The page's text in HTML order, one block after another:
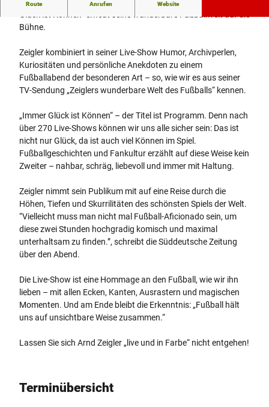
Route Anrufen Website
Bühne.
Zeigler kombiniert in seiner Live-Show Humor, Archivperlen,
Kuriositäten und persönliche Anekdoten zu einem
Fußballabend der besonderen Art – so, wie wir es aus seiner
TV-Sendung „Zeiglers wunderbare Welt des Fußballs“ kennen.
„Immer Glück ist Können“ – der Titel ist Programm. Denn nach
über 270 Live-Shows können wir uns alle sicher sein: Das ist
nicht nur Glück, da ist auch viel Können im Spiel.
Fußballgeschichten und Fankultur erzählt auf diese Weise kein
Zweiter – nahbar, schräg, liebevoll und immer mit Haltung.
Zeigler nimmt sein Publikum mit auf eine Reise durch die
Höhen, Tiefen und Skurrilitäten des schönsten Spiels der Welt.
“Vielleicht muss man nicht mal Fußball-Aficionado sein, um
diese zwei Stunden hochgradig komisch und maximal
unterhaltsam zu finden.”, schreibt die Süddeutsche Zeitung
über den Abend.
Die Live-Show ist eine Hommage an den Fußball, wie wir ihn
lieben – mit allen Ecken, Kanten, Ausrastern und magischen
Momenten. Und am Ende bleibt die Erkenntnis: „Fußball hält
uns auf unsichtbare Weise zusammen.“
Lassen Sie sich Arnd Zeigler „live und in Farbe“ nicht entgehen!
Terminübersicht